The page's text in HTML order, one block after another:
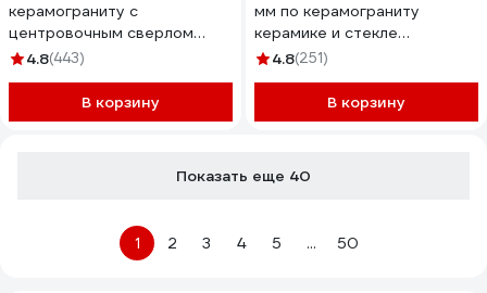
керамограниту с
центровочным сверлом
KRANZ KR-92-0022
4.8(443)
В корзину
мм по керамограниту
керамике и стекле
трехгранный хвостовик
4.8(251)
В корзину
Показать еще 40
1 2 3 4 5 ... 50